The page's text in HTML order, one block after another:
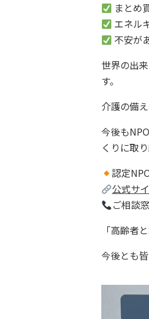
まとめ
エネル
不安が
世界の出
す。
介護の備
今後も
くりに取
認定
公式サ
ご相談
「高齢者
今後とも